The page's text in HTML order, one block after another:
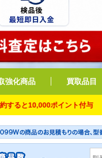
強化商品 買取品目
ポイント付与